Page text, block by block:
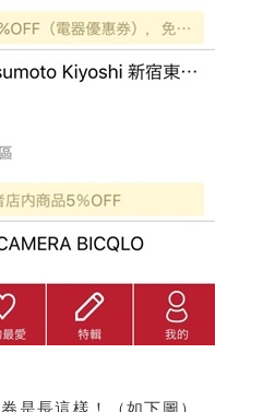
是長這樣！（如下圖）